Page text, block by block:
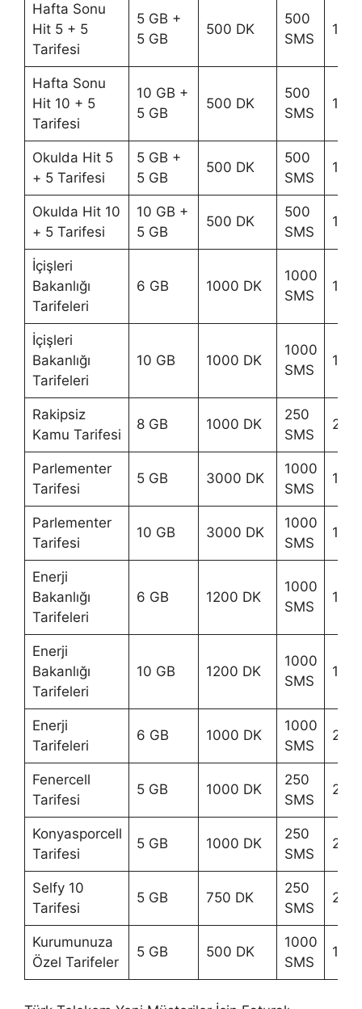
Hafta Sonu
Hit 5 + 5
Tarifesi
5 GB +
5 GB
500 DK
500
SMS
145
Hafta Sonu
Hit 10 + 5
Tarifesi
10 GB +
5 GB
500 DK
500
SMS
170
Okulda Hit 5
+ 5 Tarifesi
5 GB +
5 GB
500 DK
500
SMS
145
Okulda Hit 10
+ 5 Tarifesi
10 GB +
5 GB
500 DK
500
SMS
170
İçişleri
Bakanlığı
Tarifeleri
6 GB 1000 DK
1000
SMS
128
İçişleri
Bakanlığı
Tarifeleri
10 GB 1000 DK
1000
SMS
147
Rakipsiz
Kamu Tarifesi
8 GB 1000 DK
250
SMS
240
Parlementer
Tarifesi
5 GB 3000 DK
1000
SMS
135
Parlementer
Tarifesi
10 GB 3000 DK
1000
SMS
160
Enerji
Bakanlığı
Tarifeleri
6 GB 1200 DK
1000
SMS
140
Enerji
Bakanlığı
Tarifeleri
10 GB 1200 DK
1000
SMS
160
Enerji
Tarifeleri
6 GB 1000 DK
1000
SMS
215
Fenercell
Tarifesi
5 GB 1000 DK
250
SMS
240
Konyasporcell
Tarifesi
5 GB 1000 DK
250
SMS
240
Selfy 10
Tarifesi
5 GB 750 DK
250
SMS
215
Kurumunuza
Özel Tarifeler
5 GB 500 DK
1000
SMS
170